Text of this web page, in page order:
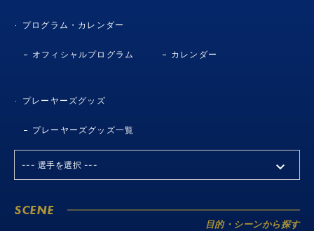
プログラム・カレンダー
オフィシャルプログラム カレンダー
プレーヤーズグッズ
プレーヤーズグッズ一覧
SCENE
目的・シーンから探す